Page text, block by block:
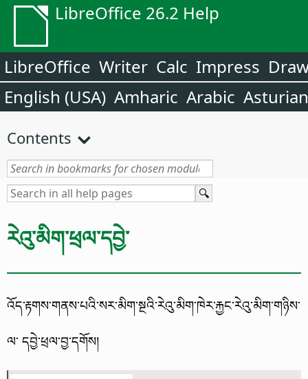
LibreOffice 26.2 Help
LibreOffice Writer Calc Impress
English (USA) Amharic Arabic Asturian
Contents
རེའུ་མིག་ཕྲལ་དབྱེ་
འོད་རྟགས་གནས་པའི་སར་མིག་སྔའི་རེའུ་མིག་ཁེར་རྐྱང་རེའུ་མིག་གཉིས་
ལ་ དབྱེ་ཕྲལ་བྱ་དགོས།